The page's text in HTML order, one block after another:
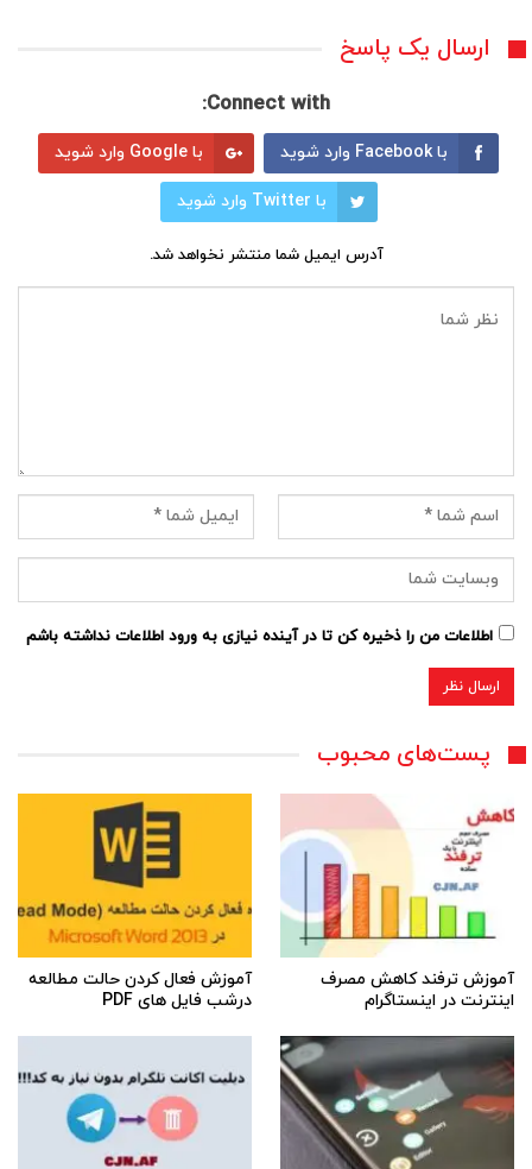
ارسال یک پاسخ
Connect with:
با Facebook وارد شوید با Google وارد شوید
با Twitter وارد شوید
آدرس ایمیل شما منتشر نخواهد شد.
اطلاعات من را ذخیره کن تا در آینده نیازی به ورود اطلاعات نداشته باشم
پست‌های محبوب
آموزش ترفند کاهش مصرف
اینترنت در اینستاگرام
آموزش فعال کردن حالت مطالعه
درشب فایل های PDF